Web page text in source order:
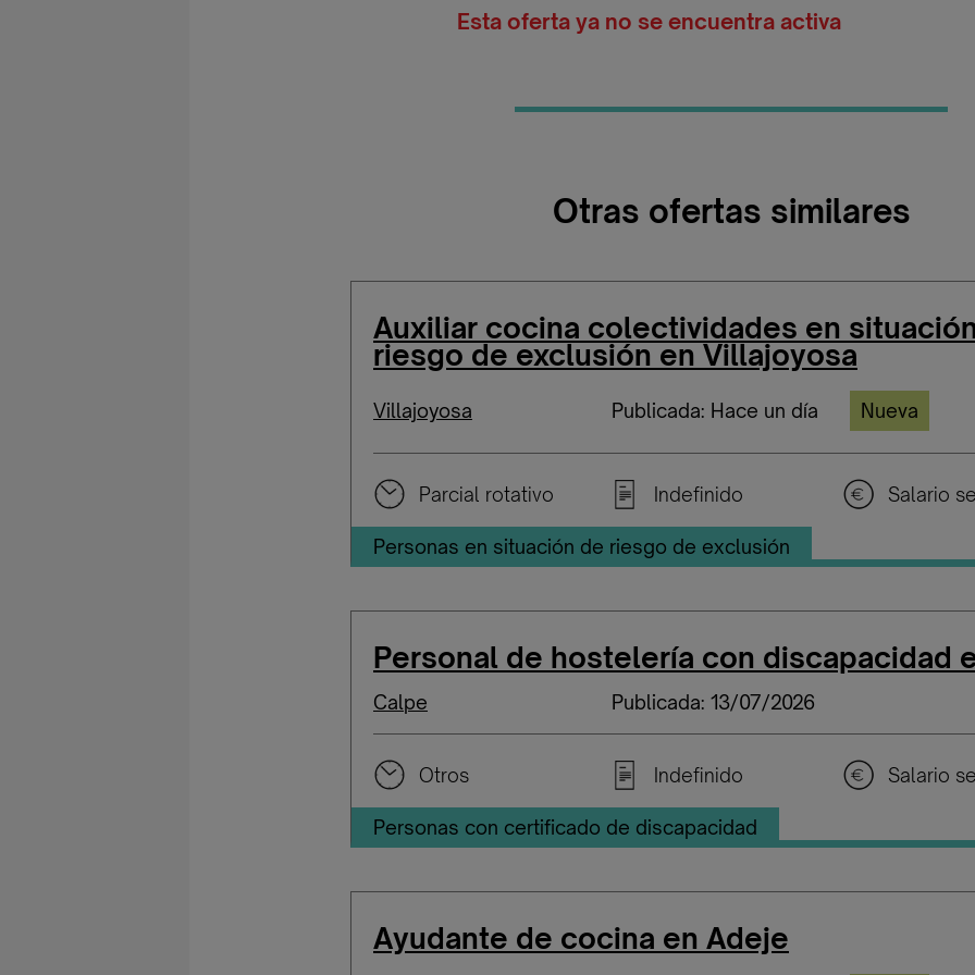
Esta oferta ya no se encuentra activa
Otras ofertas similares
Auxiliar cocina colectividades en
riesgo de exclusión en Villajoyosa
Villajoyosa Publicada: Hace un día Nueva
Parcial rotativo Indefinido
Personas en situación de riesgo de exclusión
Personal de hostelería con discapacidad
Calpe Publicada: 13/07/2026
Otros Indefinido
Personas con certificado de discapacidad
Ayudante de cocina en Adeje